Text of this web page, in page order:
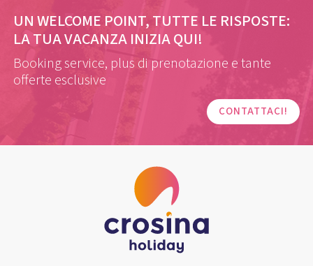
UN WELCOME POINT, TUTTE LE RISPOSTE:
LA TUA VACANZA INIZIA QUI!
Booking service, plus di prenotazione e tante
offerte esclusive
CONTATTACI!